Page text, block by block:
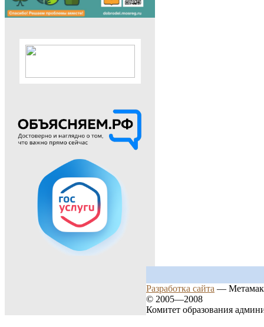
Разработка сайта —
© 2005—2008
Комитет образования